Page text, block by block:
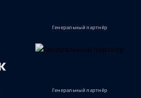
Генеральный партнёр
Генеральный партнёр